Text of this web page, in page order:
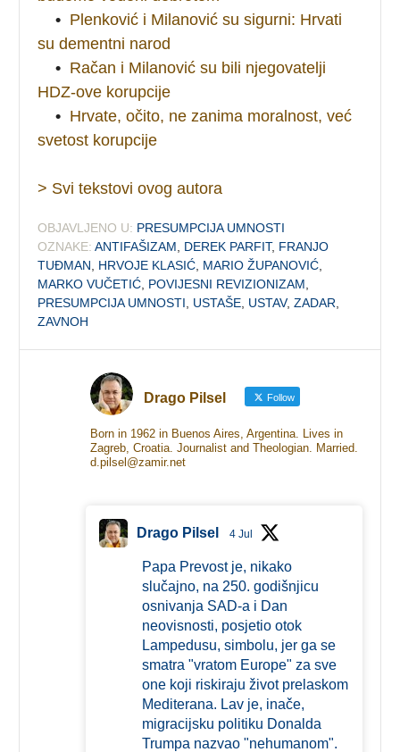
• Plenković i Milanović su sigurni: Hrvati
su dementni narod
• Račan i Milanović su bili njegovatelji
HDZ-ove korupcije
• Hrvate, očito, ne zanima moralnost, već
svetost korupcije
> Svi tekstovi ovog autora
OBJAVLJENO U: PRESUMPCIJA UMNOSTI
OZNAKE: ANTIFAŠIZAM DEREK PARFIT, FRANJO
TUĐMAN
HRVOJE KLASIĆ MARIO ŽUPANOVIĆ
MARKO VUČETIĆ POVIJESNI REVIZIONIZAM
PRESUMPCIJA UMNOSTI
USTAŠE USTAV,ZADAR
ZAVNOH
Drago Pilsel Follow
Born in 1962 in Buenos Aires, Argentina. Lives in
Zagreb, Croatia. Journalist and Theologian. Married.
d.pilsel@zamir.net
Drago Pilsel 4 Jul
Papa Prevost je, nikako
slučajno, na 250. godišnjicu
osnivanja SAD-a i Dan
neovisnosti, posjetio otok
Lampedusu, simbolu, jer ga se
smatra "vratom Europe" za sve
one koji riskiraju život prelaskom
Mediterana. Lav je, inače,
migracijsku politiku Donalda
Trumpa nazvao "nehumanom".